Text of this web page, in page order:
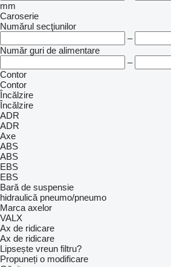
mm
Caroserie
Numărul secţiunilor
–
Număr guri de alimentare
–
Contor
Contor
Încălzire
Încălzire
ADR
ADR
Axe
ABS
ABS
EBS
EBS
Bară de suspensie
hidraulică pneumo/pneumo
Marca axelor
VALX
Ax de ridicare
Ax de ridicare
Lipsește vreun filtru?
Propuneți o modificare